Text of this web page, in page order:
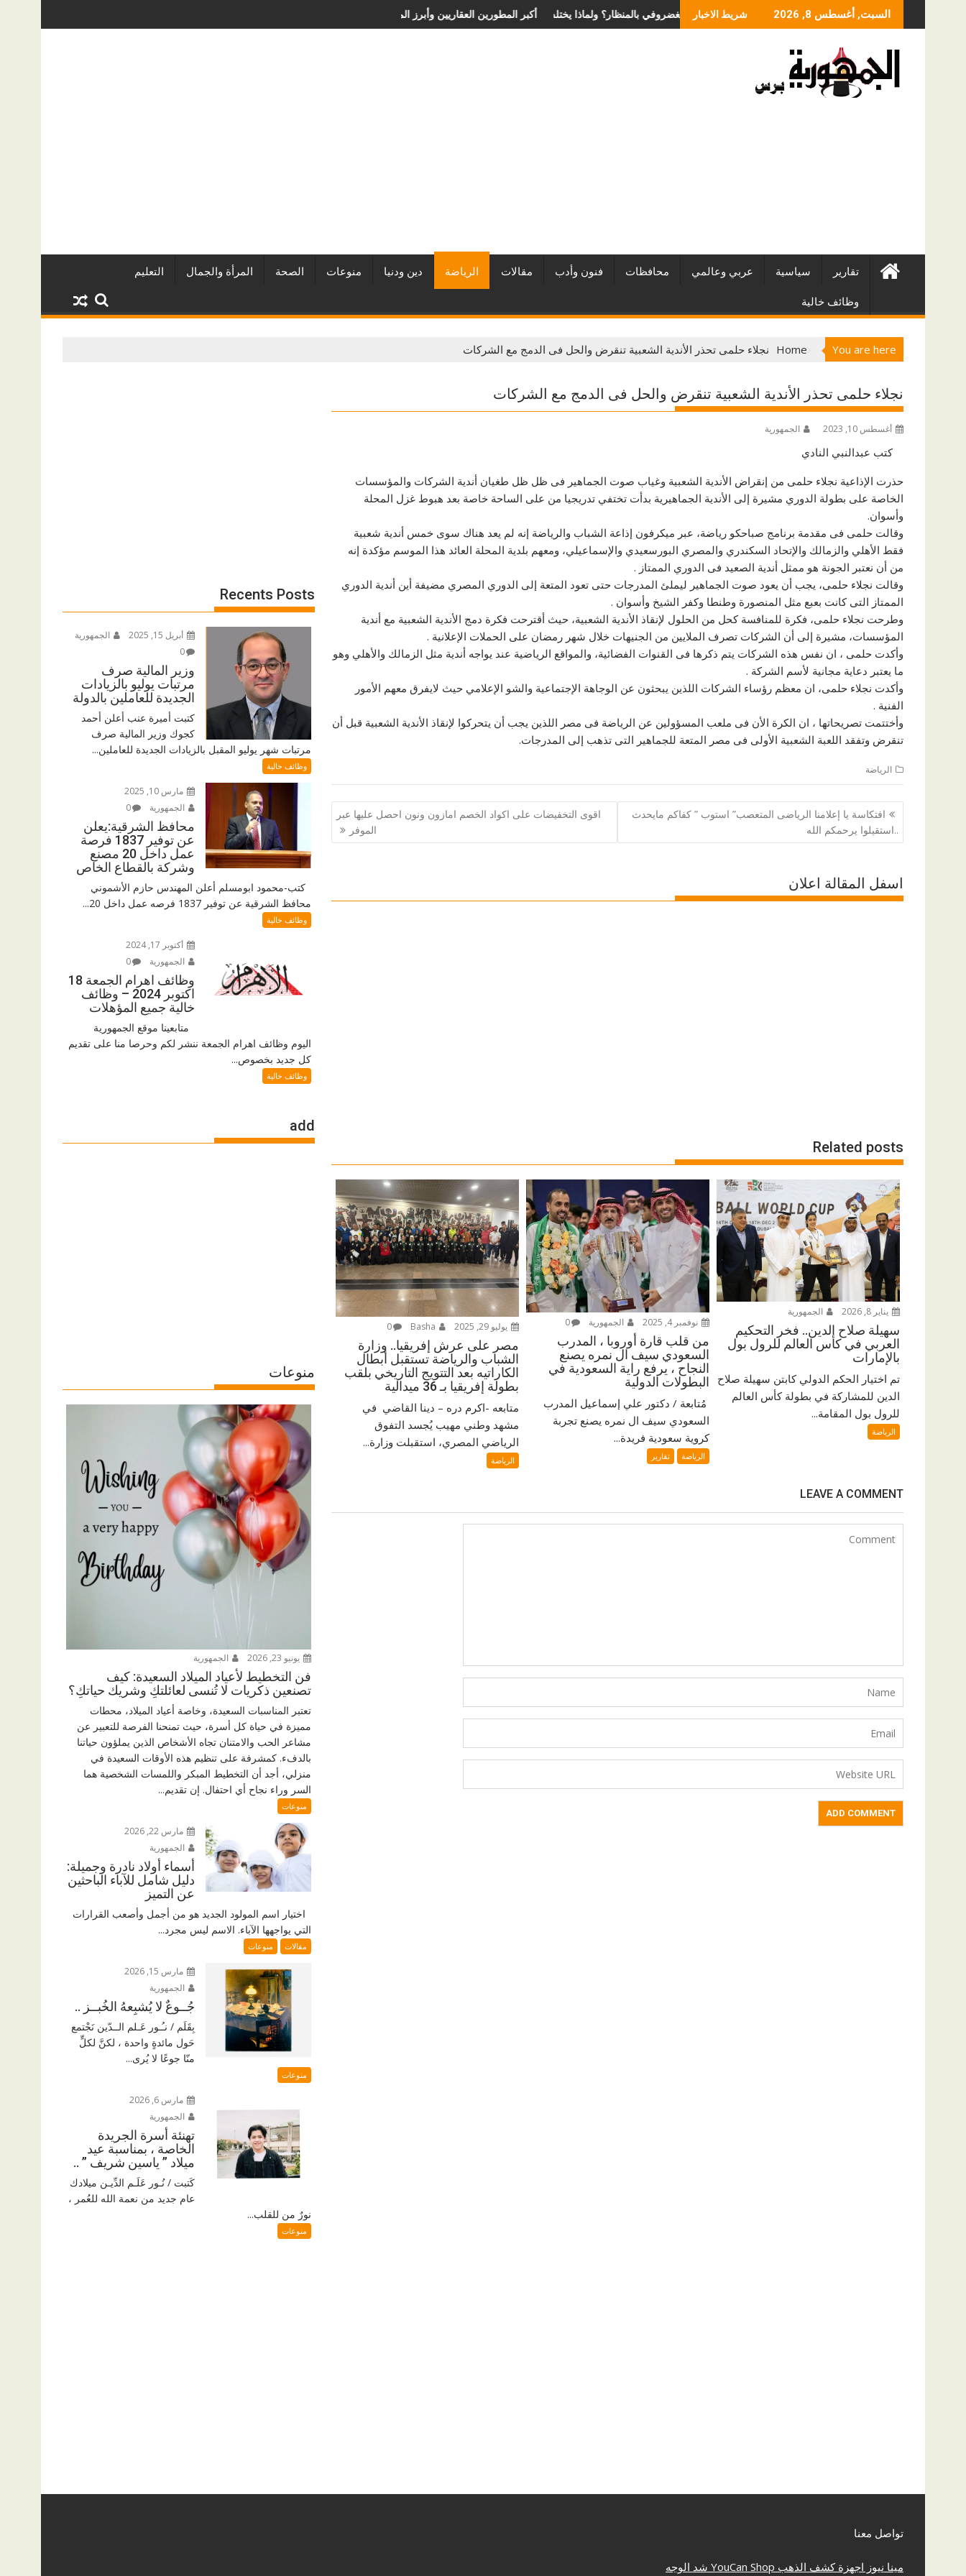
to
السبت, أغسطس 8, 2026 شريط الاخبار أفضل شركات التطوير العقاري في مصر من URE | أكبر المطورين العقاريين وأبرز المشروعاتما الذي يحدد سعر عملية الانزلاق الغضروفي بالمنظار؟ ولماذا يختلف من مريض لآخر؟
تقارير سياسية عربي وعالمي محافظات فنون وأدب مقالات الرياضة دين ودنيا منوعات الصحة المرأة والجمال التعليم
وظائف خالية
You are here
Home نجلاء حلمى تحذر الأندية الشعبية تنقرض والحل فى الدمج مع الشركات
نجلاء حلمى تحذر الأندية الشعبية تنقرض والحل فى الدمج مع الشركات
أغسطس 10, 2023 الجمهورية
كتب عبدالنبي النادي
حذرت الإذاعية نجلاء حلمى من إنقراض الأندية الشعبية وغياب صوت الجماهير فى ظل ظل طغيان أندية الشركات والمؤسسات
الخاصة على بطولة الدوري مشيرة إلى الأندية الجماهيرية بدأت تختفي تدريجيا من على الساحة خاصة بعد هبوط غزل المحلة
وأسوان.
وقالت حلمى فى مقدمة برنامج صباحكو رياضة، عبر ميكرفون إذاعة الشباب والرياضة إنه لم يعد هناك سوى خمس أندية شعبية
فقط الأهلي والزمالك والإتحاد السكندري والمصري البورسعيدي والإسماعيلي، ومعهم بلدية المحلة العائد هذا الموسم مؤكدة إنه
من أن نعتبر الجونة هو ممثل أندية الصعيد فى الدوري الممتاز .
وقالت نجلاء حلمى، يجب أن يعود صوت الجماهير ليملئ المدرجات حتى تعود المتعة إلى الدوري المصري مضيفة أين أندية الدوري
الممتاز التى كانت بعبع مثل المنصورة وطنطا وكفر الشيخ وأسوان .
وطرحت نجلاء حلمى، فكرة للمنافسة كحل من الحلول لإنقاذ الأندية الشعبية، حيث أقترحت فكرة دمج الأندية الشعبية مع أندية
المؤسسات، مشيرة إلى أن الشركات تصرف الملايين من الجنيهات خلال شهر رمضان على الحملات الإعلانية .
وأكدت حلمى ، ان نفس هذه الشركات يتم ذكرها فى القنوات الفضائية، والمواقع الرياضية عند يواجه أندية مثل الزمالك والأهلي وهو
ما يعتبر دعاية مجانية لأسم الشركة .
وأكدت نجلاء حلمى، ان معظم رؤساء الشركات اللذين يبحثون عن الوجاهة الإجتماعية والشو الإعلامي حيث لايفرق معهم الأمور
الفنية .
وأختتمت تصريحاتها ، ان الكرة الأن فى ملعب المسؤولين عن الرياضة فى مصر اللذين يجب أن يتحركوا لإنقاذ الأندية الشعبية قبل أن
تنقرض وتفقد اللعبة الشعبية الأولى فى مصر المتعة للجماهير التى تذهب إلى المدرجات.
الرياضة
تصفّح
المقالات
افتكاسة يا إعلامنا الرياضى المتعصب” استوب ” كفاكم مايحدث
..استقيلوا يرحمكم الله
اقوى التخفيضات على اكواد الخصم امازون ونون احصل عليها عبر
الموفر
اسفل المقالة اعلان
Related posts
يناير 8, 2026 الجمهورية
سهيلة صلاح الدين.. فخر التحكيم
العربي في كأس العالم للرول بول
بالإمارات
تم اختيار الحكم الدولي كابتن سهيلة صلاح
الدين للمشاركة في بطولة كأس العالم
للرول بول المقامة...
الرياضة
نوفمبر 4, 2025 الجمهورية 0
من قلب قارة أوروبا ، المدرب
السعودي سيف ال نمره يصنع
النجاح ، يرفع راية السعودية في
البطولات الدولية
‎ مُتابعة / دكتور علي إسماعيل ‎المدرب
السعودي سيف ال نمره يصنع تجربة
كروية سعودية فريدة...
الرياضة تقارير
يوليو 29, 2025 0
مصر على عرش إفريقيا.. وزارة
الشباب والرياضة تستقبل أبطال
الكاراتيه بعد التتويج التاريخي بلقب
بطولة إفريقيا بـ 36 ميدالية
متابعه -اكرم دره – دينا القاضي في
مشهد وطني مهيب يُجسد التفوق
الرياضي المصري، استقبلت وزارة...
الرياضة
LEAVE A COMMENT
Recents Posts
أبريل 15, 2025
الجمهورية
0
وزير المالية صرف
مرتبات يوليو بالزيادات
الجديدة للعاملين بالدولة
كتبت أميرة عنب أعلن أحمد
كجوك وزير المالية صرف
مرتبات شهر يوليو المقبل بالزيادات الجديدة للعاملين...
وظائف خالية
مارس 10, 2025
الجمهورية
0
محافظ الشرقية:يعلن
عن توفير 1837 فرصة
عمل داخل 20 مصنع
وشركة بالقطاع الخاص
كتب-محمود ابومسلم أعلن المهندس حازم الأشموني
محافظ الشرقية عن توفير 1837 فرصه عمل داخل 20...
وظائف خالية
أكتوبر 17, 2024
الجمهورية
0
وظائف اهرام الجمعة 18
اكتوبر 2024 – وظائف
خالية جميع المؤهلات
متابعينا موقع الجمهورية
اليوم وظائف اهرام الجمعة ننشر لكم وحرصا منا على تقديم
كل جديد بخصوص...
وظائف خالية
add
منوعات
يونيو 23, 2026 الجمهورية
فن التخطيط لأعياد الميلاد السعيدة: كيف
تصنعين ذكريات لا تُنسى لعائلتكِ وشريك حياتكِ؟
تعتبر المناسبات السعيدة، وخاصة أعياد الميلاد، محطات
مميزة في حياة كل أسرة، حيث تمنحنا الفرصة للتعبير عن
مشاعر الحب والامتنان تجاه الأشخاص الذين يملؤون حياتنا
بالدفء. كمشرفة على تنظيم هذه الأوقات السعيدة في
منزلي، أجد أن التخطيط المبكر واللمسات الشخصية هما
السر وراء نجاح أي احتفال. إن تقديم...
منوعات
مارس 22, 2026
الجمهورية
أسماء أولاد نادرة وجميلة:
دليل شامل للآباء الباحثين
عن التميز
اختيار اسم المولود الجديد هو من أجمل وأصعب القرارات
التي يواجهها الآباء. الاسم ليس مجرد...
مقالات منوعات
مارس 15, 2026
الجمهورية
جُــوعٌ لا يُشبِعهُ الخُبــز ..
بِقَلَم / نـُـور عَـلم الــدّين نَجْتمع
حَول مائدةٍ واحدة ، لكنَّ لكلٍّ
منّا جوعًا لا يُرى...
منوعات
مارس 6, 2026
الجمهورية
تهنئة أسرة الجريدة
الخاصة ، بمناسبة عيد
ميلاد ” ياسين شريف ” ..
كَتبت / نُـور عَلَـم الدِّيـن ميلادك
عام جديد من نعمة الله للعُمر ،
نورٌ من للقلب...
منوعات
تواصل معنا
مينا نيوز اجهزة كشف الذهب YouCan Shop شد الوجه